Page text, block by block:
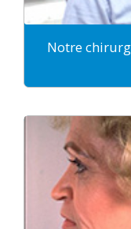
Notre